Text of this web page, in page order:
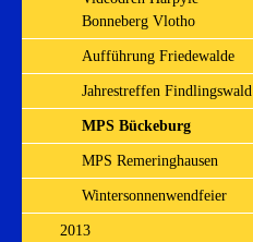
Bonneberg Vlotho
Aufführung Friedewalde
Jahrestreffen Findlingswald
MPS Bückeburg
MPS Remeringhausen
Wintersonnenwendfeier
2013